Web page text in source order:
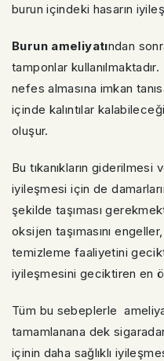
burun içindeki hasarın
Burun ameliyatından
tamponlar
nefes almasına imkan
içinde kalıntılar
oluşur.
Bu tıkanıkların
iyileşmesi için de
şekilde taşıması
oksijen taşımasını
temizleme faaliyetini
iyileşmesini geciktiren en
Tüm bu sebeplerle
tamamlanana dek
içinin daha sağlıklı